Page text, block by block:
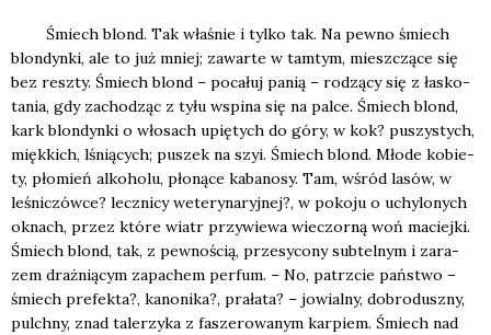
Śmiech blond. Tak wła­śnie i tyl­ko tak. Na pew­no śmiech
blon­dyn­ki, ale to już mniej; zawar­te w tam­tym, miesz­czą­ce się
bez resz­ty. Śmiech blond – poca­łuj panią – rodzą­cy się z łasko­
ta­nia, gdy zacho­dząc z tyłu wspi­na się na pal­ce. Śmiech blond,
kark blon­dyn­ki o wło­sach upię­tych do góry, w kok? puszy­stych,
mięk­kich, lśnią­cych; puszek na szyi. Śmiech blond. Mło­de kobie­
ty, pło­mień alko­ho­lu, pło­ną­ce kaba­no­sy. Tam, wśród lasów, w
leśni­czów­ce? lecz­ni­cy wete­ry­na­ryj­nej?, w poko­ju o uchy­lo­nych
oknach, przez któ­re wiatr przy­wie­wa wie­czor­ną woń maciej­ki.
Śmiech blond, tak, z pew­no­ścią, prze­sy­co­ny sub­tel­nym i zara­
zem draż­nią­cym zapa­chem per­fum. – No, patrz­cie pań­stwo –
śmiech pre­fek­ta?, kano­ni­ka?, pra­ła­ta? – jowial­ny, dobro­dusz­ny,
pulch­ny, znad tale­rzy­ka z fasze­ro­wa­nym kar­piem. Śmiech nad